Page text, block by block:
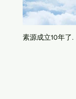
素源成立10年了.